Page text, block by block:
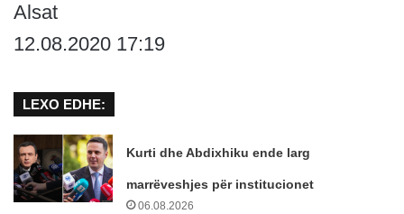
Alsat
12.08.2020 17:19
LEXO EDHE:
Kurti dhe Abdixhiku ende larg
marrëveshjes për institucionet
06.08.2026